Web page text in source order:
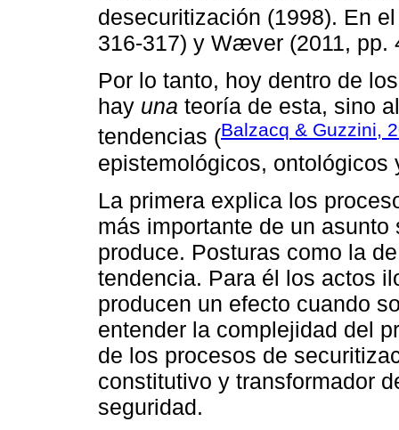
desecuritización (1998). En
316-317) y Wæver (2011, pp.
Por lo tanto, hoy dentro de
hay una teoría de esta, sino
tendencias (Balzacq & Guzzini,
epistemológicos,
La primera explica los
más importante de un
produce. Posturas como la
tendencia. Para él los actos
producen un efecto cuando
entender la complejidad del
de los procesos de
constitutivo y transformador
seguridad.